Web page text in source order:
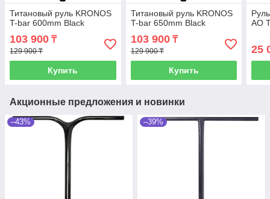
Титановый руль KRONOS
T-bar 600mm Black
103 900 ₸
129 900 ₸
Купить
Титановый руль KRONOS
T-bar 650mm Black
103 900₸
129 900 ₸
Купить
AO
25
Акционные предложения и новинки
–43% –39%